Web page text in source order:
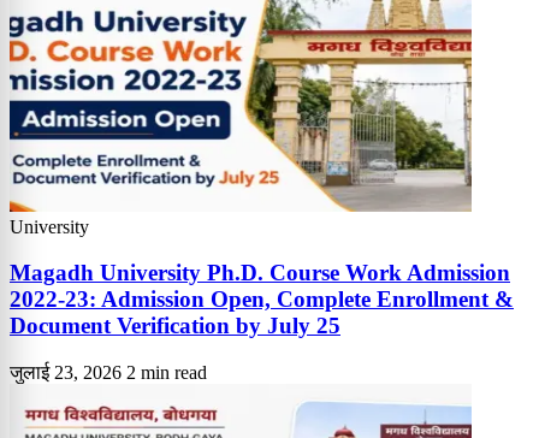
University
Magadh University Ph.D. Course Work Admission
2022-23: Admission Open, Complete Enrollment &
Document Verification by July 25
जुलाई 23, 2026 2 min read